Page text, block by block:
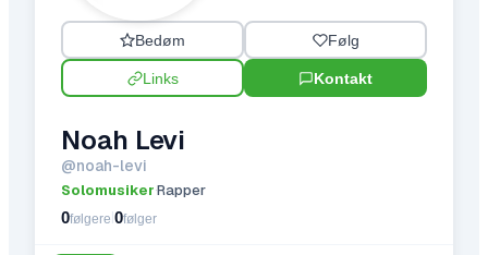
Bedøm Følg
Links Kontakt
Noah Levi
@noah-levi
Solomusiker·Rapper
0følgere 0følger